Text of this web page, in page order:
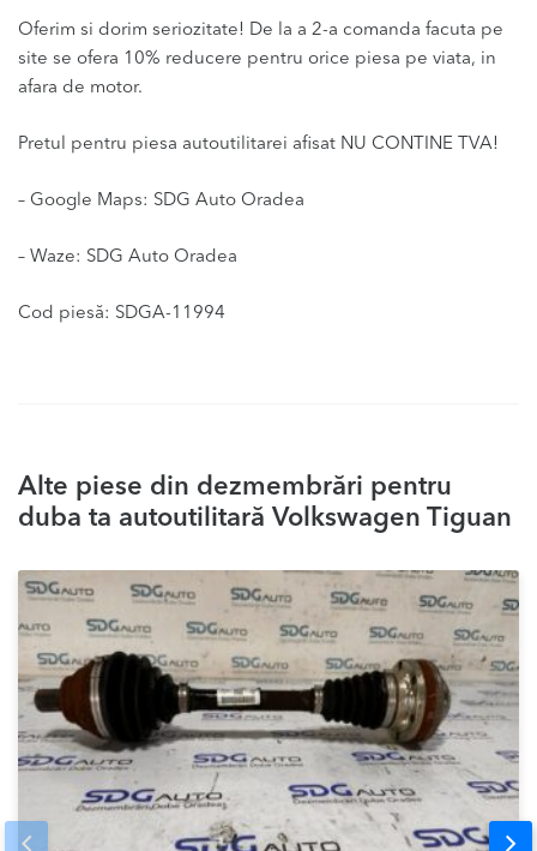
Oferim si dorim seriozitate! De la a 2-a comanda facuta pe
site se ofera 10% reducere pentru orice piesa pe viata, in
afara de motor.
Pretul pentru piesa autoutilitarei afisat NU CONTINE TVA!
– Google Maps: SDG Auto Oradea
– Waze: SDG Auto Oradea
Cod piesă: SDGA-11994
Alte piese din dezmembrări pentru
duba ta autoutilitară Volkswagen Tiguan
Prev